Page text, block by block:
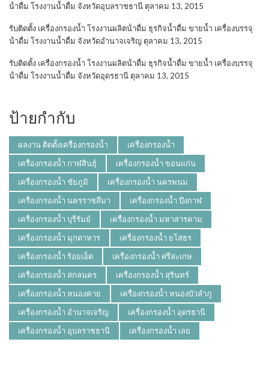
น้ําดื่ม โรงงานน้ำดื่ม จังหวัดอุบลราชธานี ตุลาคม 13, 2015
รับติดตั้ง เครื่องกรองน้ำ โรงงานผลิตน้ําดื่ม ธุรกิจน้ำดื่ม ขายน้ำ เครื่องบรรจุ
น้ําดื่ม โรงงานน้ำดื่ม จังหวัดอำนาจเจริญ ตุลาคม 13, 2015
รับติดตั้ง เครื่องกรองน้ำ โรงงานผลิตน้ําดื่ม ธุรกิจน้ำดื่ม ขายน้ำ เครื่องบรรจุ
น้ําดื่ม โรงงานน้ำดื่ม จังหวัดอุดรธานี ตุลาคม 13, 2015
ป้ายกำกับ
ผลงาน ติดตั้งเครื่องกรองน้ำ
เครื่องกรองน้ำ
เครื่องกรองน้ำ กาฬสินธุ์
เครื่องกรองน้ำ ขอนแก่น
เครื่องกรองน้ำ ชัยภูมิ
เครื่องกรองน้ำ นครพนม
เครื่องกรองน้ำ นครราชสีมา
เครื่องกรองน้ำ บึงกาฬ
เครื่องกรองน้ำ บุรีรัมย์
เครื่องกรองน้ำ มหาสารคาม
เครื่องกรองน้ำ มุกดาหาร
เครื่องกรองน้ำ ยโสธร
เครื่องกรองน้ำ ร้อยเอ็ด
เครื่องกรองน้ำ ศรีสะเกษ
เครื่องกรองน้ำ สกลนคร
เครื่องกรองน้ำ สุรินทร์
เครื่องกรองน้ำ หนองคาย
เครื่องกรองน้ำ หนองบัวลำภู
เครื่องกรองน้ำ อำนาจเจริญ
เครื่องกรองน้ำ อุดรธานี
เครื่องกรองน้ำ อุบลราชธานี
เครื่องกรองน้ำ เลย